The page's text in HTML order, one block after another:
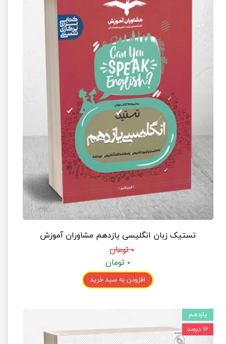
تستیک زبان انگلیسی یازدهم مشاوران آموزش
۰ تومان
۰ تومان
افزودن به سبد خرید
یازدهم
۱۶ درصد